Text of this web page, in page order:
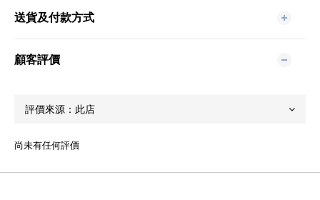
送貨及付款方式
顧客評價
尚未有任何評價